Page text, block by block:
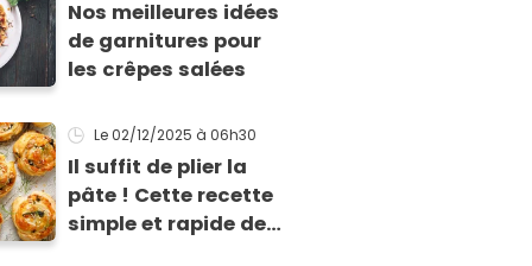
Nos meilleures idées
de garnitures pour
les crêpes salées
Le 02/12/2025 à 06h30
Il suffit de plier la
pâte ! Cette recette
simple et rapide de